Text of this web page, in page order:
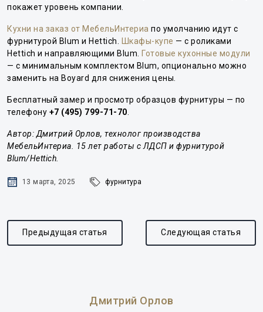
покажет уровень компании.
Кухни на заказ от МебельИнтериа по умолчанию идут с
фурнитурой Blum и Hettich.
Шкафы-купе — с роликами
Hettich и направляющими Blum.
Готовые кухонные модули
— с минимальным комплектом Blum, опционально можно
заменить на Boyard для снижения цены.
Бесплатный замер и просмотр образцов фурнитуры — по
телефону +7 (495) 799-71-70
Автор: Дмитрий Орлов, технолог производства
МебельИнтериа. 15 лет работы с ЛДСП и фурнитурой
Blum/Hettich.
13 марта, 2025 фурнитура
Предыдущая статья Следующая статья
Дмитрий Орлов